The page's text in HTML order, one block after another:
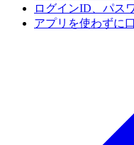
ログインID、パス
アプリを使わずに